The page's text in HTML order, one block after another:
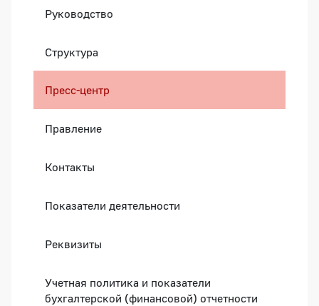
Руководство
Структура
Пресс-центр
Правление
Контакты
Показатели деятельности
Реквизиты
Учетная политика и показатели
бухгалтерской (финансовой) отчетности